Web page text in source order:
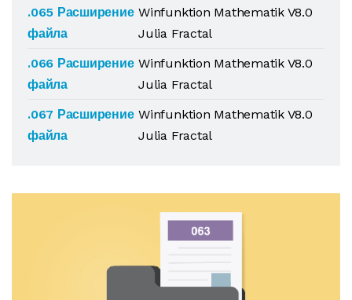
.065 Расширение
файла
Winfunktion Mathematik V8.0
Julia Fractal
.066 Расширение
файла
Winfunktion Mathematik V8.0
Julia Fractal
.067 Расширение
файла
Winfunktion Mathematik V8.0
Julia Fractal